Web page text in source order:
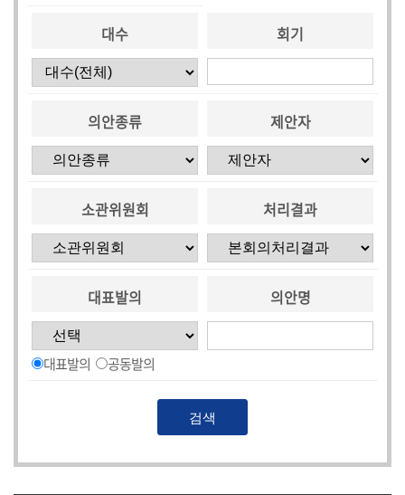
대수 회기
의안종류 제안자
소관위원회 처리결과
대표발의
대표발의 공동발의
의안명